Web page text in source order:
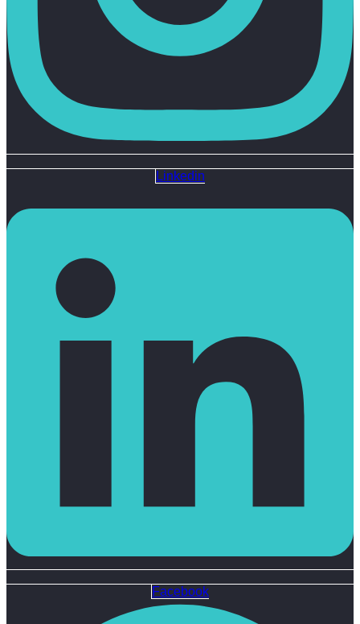
Linkedin
Facebook